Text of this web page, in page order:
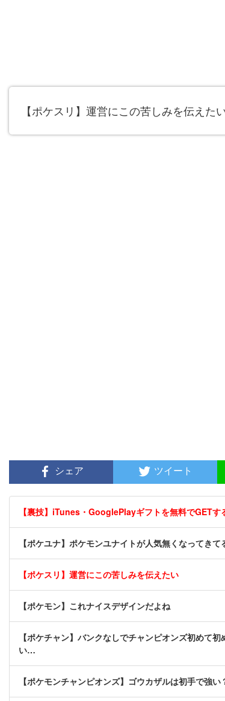
【ポケスリ】運営にこの苦しみを伝えた
シェア ツイート
【裏技】iTunes・GooglePlayギフトを無料でGET
【ポケユナ】ポケモンユナイトが人気無くなってき
【ポケスリ】運営にこの苦しみを伝えたい
【ポケモン】これナイスデザインだよね
【ポケチャン】バンクなしでチャンピオンズ初めて
い…
【ポケモンチャンピオンズ】ゴウカザルは初手で強